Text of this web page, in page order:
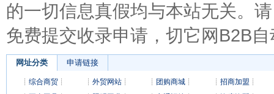
的一切信息真假均与本站无关。
免费提交收录申请，切它网B2B
网址分类 申请链接
┊ 综合商贸 ┊ ┊ 外贸网站 ┊ ┊ 团购商城 ┊ ┊ 招商加盟 ┊